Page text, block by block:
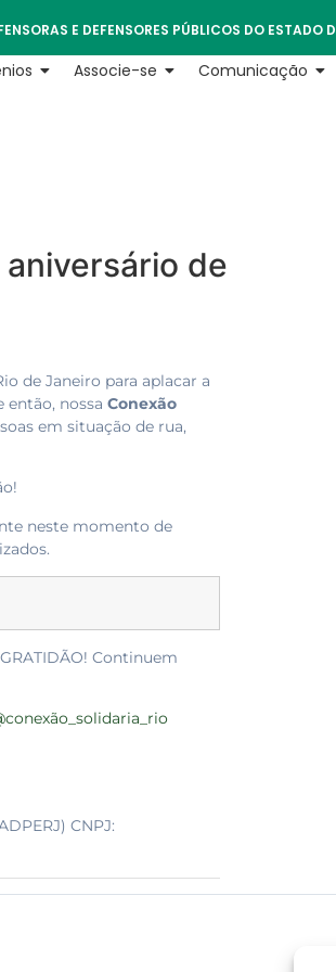
E DEFENSORES PÚBLICOS DO ESTADO
Associe-se Comunicação
de
de Janeiro para aplacar a
nossa Conexão
em situação de rua,
neste momento de
Continuem
CNPJ: